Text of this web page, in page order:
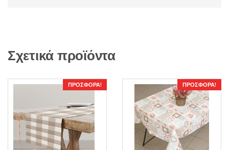
Σχετικά προϊόντα
ΠΡΟΣΦΟΡΆ! ΠΡΟΣΦΟΡΆ!